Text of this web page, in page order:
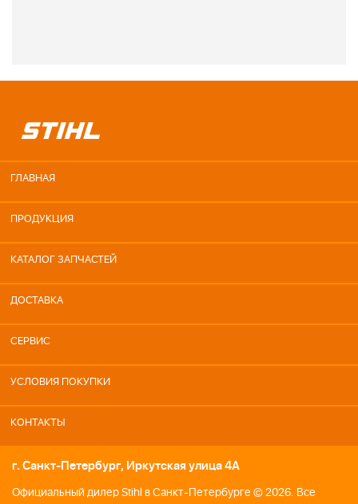
ГЛАВНАЯ
ПРОДУКЦИЯ
КАТАЛОГ ЗАПЧАСТЕЙ
ДОСТАВКА
СЕРВИС
УСЛОВИЯ ПОКУПКИ
КОНТАКТЫ
г. Санкт-Петербург, Иркутская улица 4А
Официальный дилер Stihl в Санкт-Петербурге © 2026. Все